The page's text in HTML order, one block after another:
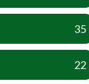
35
22